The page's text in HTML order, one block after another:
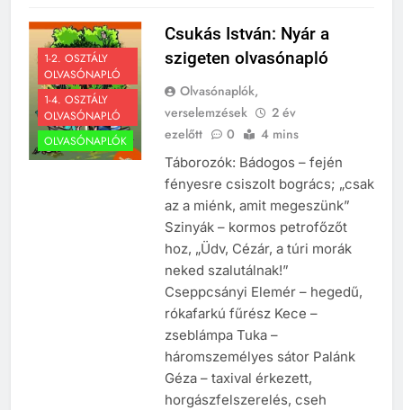
1-2. OSZTÁLY
OLVASÓNAPLÓ
1-4. OSZTÁLY
OLVASÓNAPLÓ
OLVASÓNAPLÓK
Csukás István: Nyár a
szigeten olvasónapló
Olvasónaplók,
verselemzések
2 év
ezelőtt
0 4 mins
Táborozók: Bádogos – fején
fényesre csiszolt bogrács; „csak
az a miénk, amit megeszünk”
Szinyák – kormos petrofőzőt
hoz, „Üdv, Cézár, a túri morák
neked szalutálnak!”
Cseppcsányi Elemér – hegedű,
rókafarkú fűrész Kece –
zseblámpa Tuka –
háromszemélyes sátor Palánk
Géza – taxival érkezett,
horgászfelszerelés, cseh